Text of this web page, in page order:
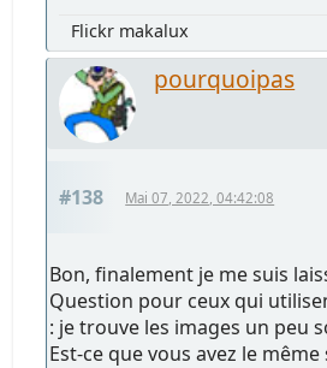
Flickr makalux
pourquoipas
#138 Mai 07, 2022, 04:42:08
Bon, finalement je me suis
Question pour ceux qui
: je trouve les images un peu
Est-ce que vous avez le